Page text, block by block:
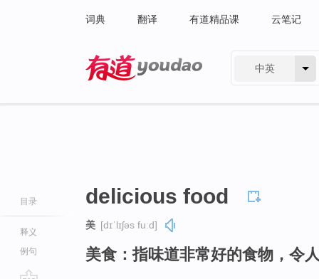
词典 翻译 有道精品课 云笔记
中英
目录
释义
例句
delicious food
美 [dɪˈlɪʃəs fuːd]
美食：指味道非常好的食物，令